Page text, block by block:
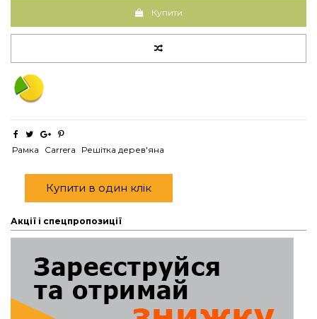
Купити
Рамка Carrera Решітка дерев'яна
Купити в один клік
Акції і спецпропозиції